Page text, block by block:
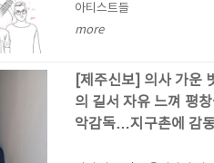
아티스트들
more
[제주신보] 의사 가운
의 길서 자유 느껴 평
악감독…지구촌에 감